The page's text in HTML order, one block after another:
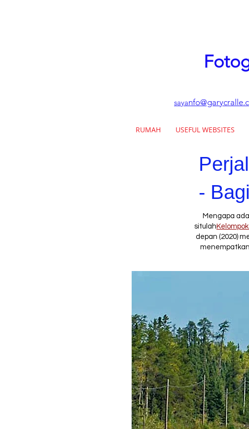
saya
RUMAH USEFUL WEBSITES
-
Mengapa
situlah
depan (2020)